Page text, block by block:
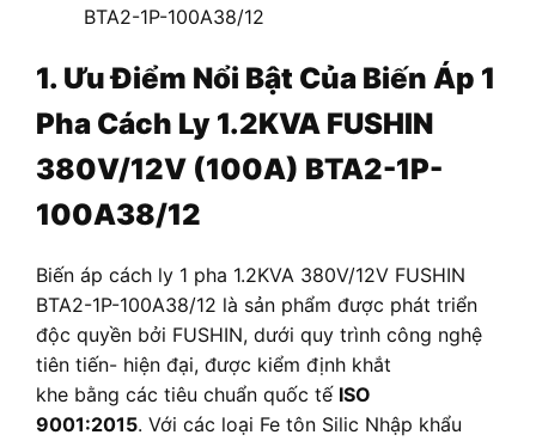
BTA2-1P-100A38/12
1. Ưu Điểm Nổi Bật Của Biến Áp 1
Pha Cách Ly 1.2KVA FUSHIN
380V/12V (100A) BTA2-1P-
100A38/12
Biến áp cách ly 1 pha 1.2KVA 380V/12V FUSHIN
BTA2-1P-100A38/12 là sản phẩm được phát triển
độc quyền bởi FUSHIN, dưới quy trình công nghệ
tiên tiến- hiện đại, được kiểm định khắt
khe bằng các tiêu chuẩn quốc tế ISO
9001:2015. Với các loại Fe tôn Silic Nhập khẩu